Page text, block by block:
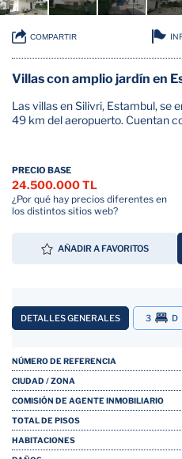
COMPARTIR
Villas con amplio jardín en
Las villas en Silivri, Estambul, se
49 km del aeropuerto. Cuentan
PRECIO BASE
24.500.000 TL
¿Por qué hay precios diferentes en
los distintos sitios web?
AÑADIR A FAVORITOS
DETALLES GENERALES 3 D
NÚMERO DE REFERENCIA
CIUDAD / ZONA
COMISIÓN DE AGENTE INMOBILIARIO
TOTAL DE PISOS
HABITACIONES